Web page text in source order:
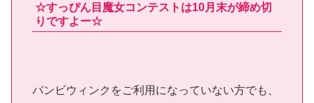
☆すっぴん目魔女コンテストは10月末が締め切
りですよー☆
バンビウィンクをご利用になっていない方でも、